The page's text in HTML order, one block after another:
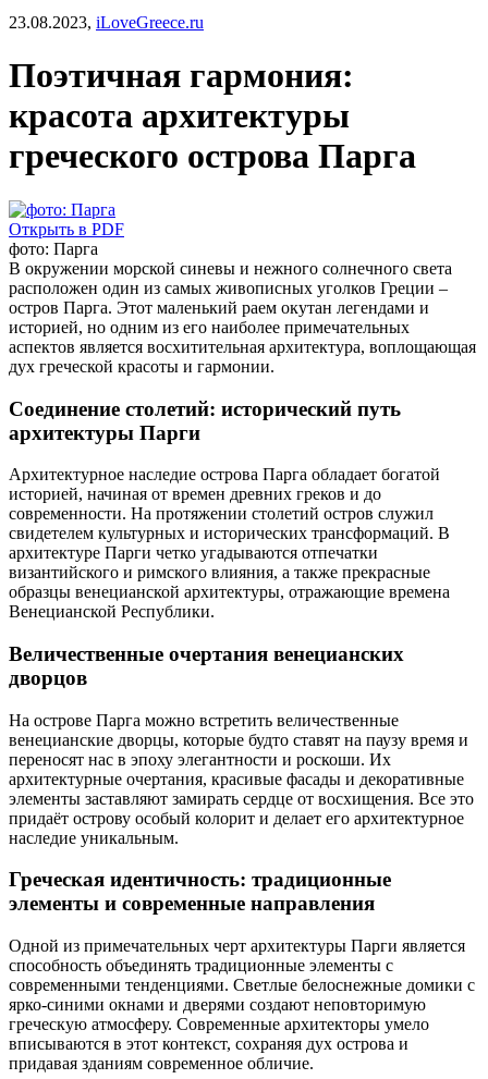
23.08.2023, iLoveGreece.ru
Поэтичная гармония:
красота архитектуры
греческого острова Парга
Открыть в PDF
фото: Парга
В окружении морской синевы и нежного солнечного света
расположен один из самых живописных уголков Греции –
остров Парга. Этот маленький раем окутан легендами и
историей, но одним из его наиболее примечательных
аспектов является восхитительная архитектура, воплощающая
дух греческой красоты и гармонии.
Соединение столетий: исторический путь
архитектуры Парги
Архитектурное наследие острова Парга обладает богатой
историей, начиная от времен древних греков и до
современности. На протяжении столетий остров служил
свидетелем культурных и исторических трансформаций. В
архитектуре Парги четко угадываются отпечатки
византийского и римского влияния, а также прекрасные
образцы венецианской архитектуры, отражающие времена
Венецианской Республики.
Величественные очертания венецианских
дворцов
На острове Парга можно встретить величественные
венецианские дворцы, которые будто ставят на паузу время и
переносят нас в эпоху элегантности и роскоши. Их
архитектурные очертания, красивые фасады и декоративные
элементы заставляют замирать сердце от восхищения. Все это
придаёт острову особый колорит и делает его архитектурное
наследие уникальным.
Греческая идентичность: традиционные
элементы и современные направления
Одной из примечательных черт архитектуры Парги является
способность объединять традиционные элементы с
современными тенденциями. Светлые белоснежные домики с
ярко-синими окнами и дверями создают неповторимую
греческую атмосферу. Современные архитекторы умело
вписываются в этот контекст, сохраняя дух острова и
придавая зданиям современное обличие.